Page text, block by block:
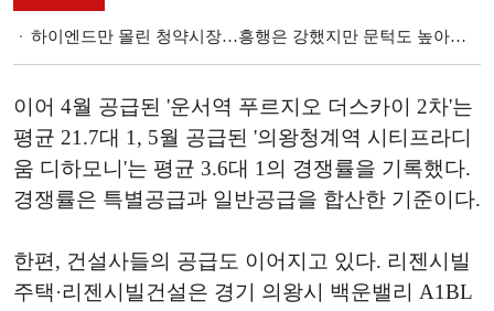
하이엔드만 몰린 청약시장…흥행은 강했지만 문턱도 높아졌다
이어 4월 공급된 '운서역 푸르지오 더스카이 2차'는
평균 21.7대 1, 5월 공급된 '의왕청계역 시티프라디
움 디하모니'는 평균 3.6대 1의 경쟁률을 기록했다.
경쟁률은 특별공급과 일반공급을 합산한 기준이다.
한편, 건설사들의 공급도 이어지고 있다. 리젠시빌
주택·리젠시빌건설은 경기 의왕시 백운밸리 A1BL